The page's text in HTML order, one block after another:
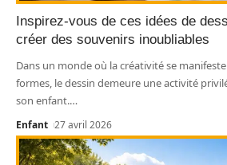
Inspirez-vous de ces idées de
créer des souvenirs inoubliables
Dans un monde où la créativité se
formes, le dessin demeure une activité
son enfant.…
Enfant 27 avril 2026